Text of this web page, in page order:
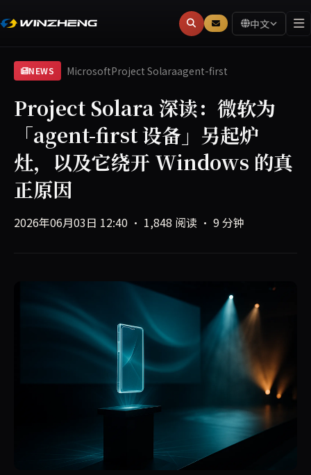
中文
NEWS MicrosoftProject Solaraagent-first
Project Solara 深读：微软为
「agent-first 设备」另起炉
灶，以及它绕开 Windows 的真
正原因
2026年06月03日 12:40 · 1,848 阅读 · 9 分钟